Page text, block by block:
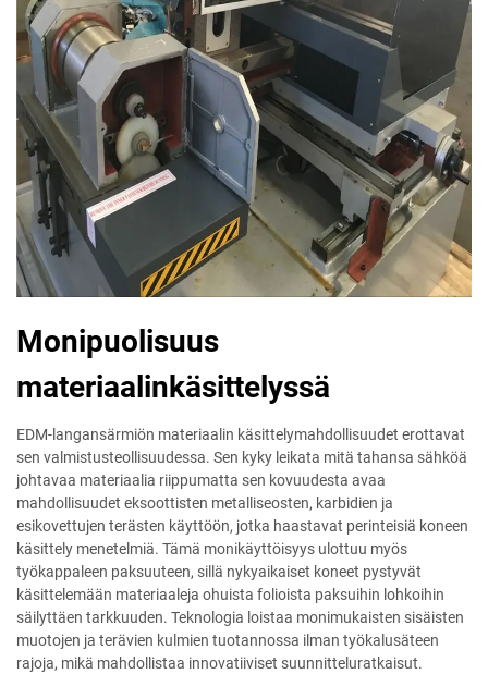
Monipuolisuus
materiaalinkäsittelyssä
EDM-langansärmiön materiaalin käsittelymahdollisuudet erottavat
sen valmistusteollisuudessa. Sen kyky leikata mitä tahansa sähköä
johtavaa materiaalia riippumatta sen kovuudesta avaa
mahdollisuudet eksoottisten metalliseosten, karbidien ja
esikovettujen terästen käyttöön, jotka haastavat perinteisiä koneen
käsittely menetelmiä. Tämä monikäyttöisyys ulottuu myös
työkappaleen paksuuteen, sillä nykyaikaiset koneet pystyvät
käsittelemään materiaaleja ohuista folioista paksuihin lohkoihin
säilyttäen tarkkuuden. Teknologia loistaa monimukaisten sisäisten
muotojen ja terävien kulmien tuotannossa ilman työkalusäteen
rajoja, mikä mahdollistaa innovatiiviset suunnitteluratkaisut.